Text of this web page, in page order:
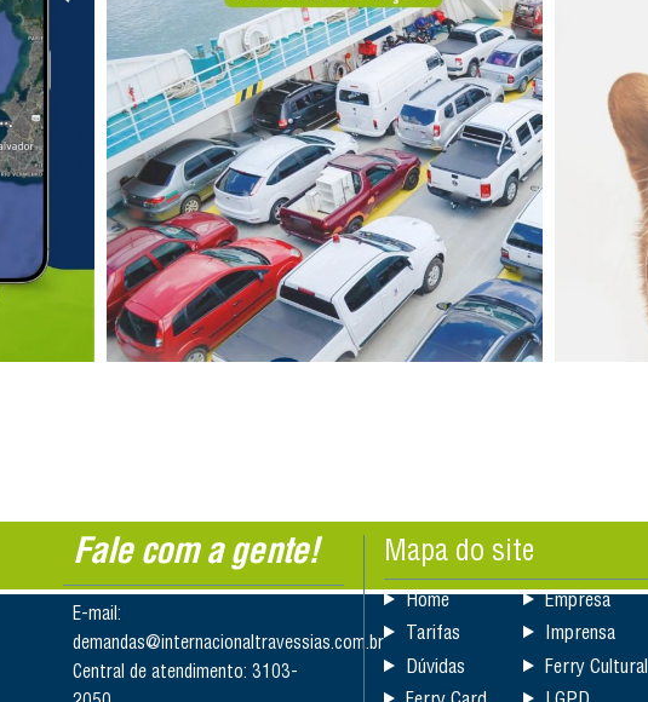
Fale com a gente!
E-mail:
demandas@internacionaltravessias.com.br
Central de atendimento: 3103-
Mapa do site
Home
Empresa
Tarifas
Imprensa
Dúvidas
Ferry Cultural